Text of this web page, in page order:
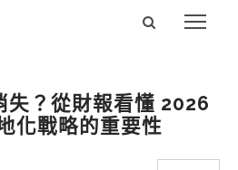
失？從財報看懂 2026
化戰略的重要性